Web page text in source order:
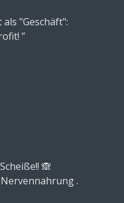
"Geschäft":
”
🙈
.